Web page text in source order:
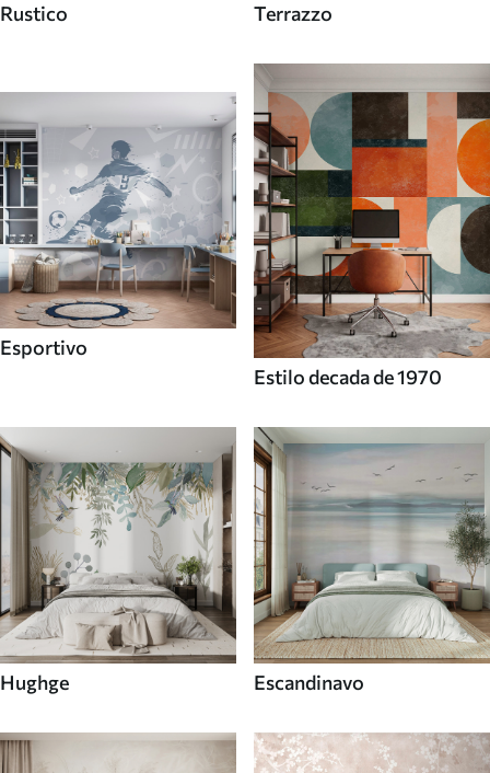
Rustico Terrazzo
Esportivo
Estilo decada de 1970
Hughge Escandinavo